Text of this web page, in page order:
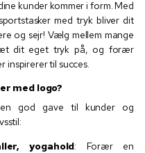
kunder kommer i form. Med
med tryk bliver dit
og sejr! Vælg mellem mange
dit eget tryk på, og forær
inspirerer til succes.
med logo?
god gave til kunder og
yogahold: Forær en